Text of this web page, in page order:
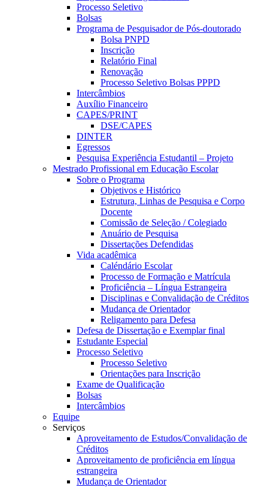
Processo Seletivo
Bolsas
Programa de Pesquisador de Pós-doutorado
Bolsa PNPD
Inscrição
Relatório Final
Renovação
Processo Seletivo Bolsas PPPD
Intercâmbios
Auxílio Financeiro
CAPES/PRINT
DSE/CAPES
DINTER
Egressos
Pesquisa Experiência Estudantil – Projeto
Mestrado Profissional em Educação Escolar
Sobre o Programa
Objetivos e Histórico
Estrutura, Linhas de Pesquisa e Corpo
Docente
Comissão de Seleção / Colegiado
Anuário de Pesquisa
Dissertações Defendidas
Vida acadêmica
Caléndário Escolar
Processo de Formação e Matrícula
Proficiência – Língua Estrangeira
Disciplinas e Convalidação de Créditos
Mudança de Orientador
Religamento para Defesa
Defesa de Dissertação e Exemplar final
Estudante Especial
Processo Seletivo
Processo Seletivo
Orientações para Inscrição
Exame de Qualificação
Bolsas
Intercâmbios
Equipe
Serviços
Aproveitamento de Estudos/Convalidação de
Créditos
Aproveitamento de proficiência em língua
estrangeira
Mudança de Orientador